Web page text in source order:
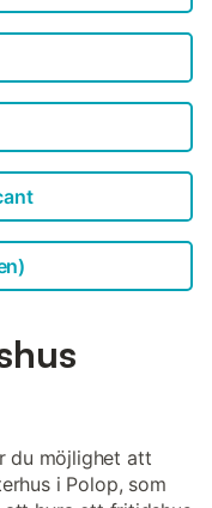
du möjlighet att
i Polop, som